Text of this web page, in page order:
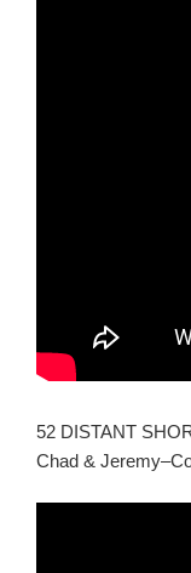
52 DISTANT
Chad &